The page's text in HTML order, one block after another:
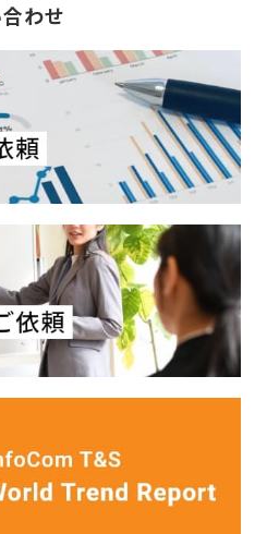
わせ